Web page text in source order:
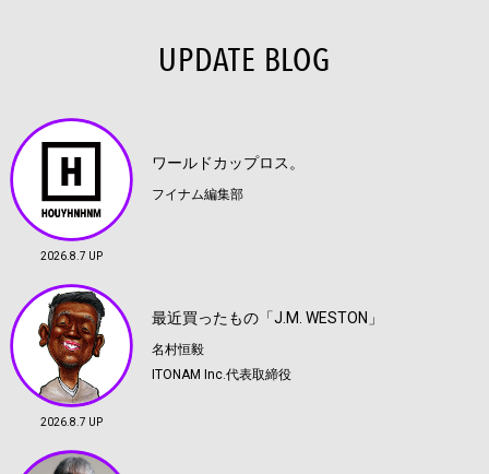
UPDATE BLOG
2026.8.7 UP
ワールドカップロス。
フイナム編集部
2026.8.7 UP
最近買ったもの「J.M. WESTON」
名村恒毅
ITONAM Inc.代表取締役